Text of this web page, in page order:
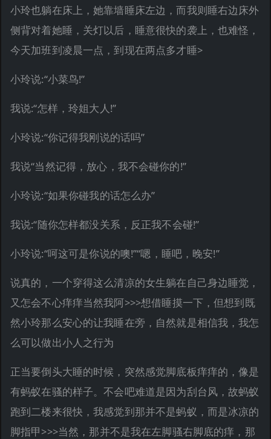
小玲也躺在床上，她靠墙睡床左边，而我则睡右边床外
侧背对着她睡，关灯以后，睡意很快的袭上，也难怪，
今天加班到凌晨一点，到现在两点多才睡>
小玲说:“小菜鸟!”
我说:“怎样，玲姐大人!”
小玲说:“你记得我刚说的话吗”
我说“当然记得，放心，我不会碰你的!”
小玲说:“如果你碰我的话怎么办”
我说:“随你怎样都没关系，反正我不会碰!”
小玲说:“呵这可是你说的噢!”“嗯，睡吧，晚安!”
说真的，一个穿得这么清凉的女生躺在自己身边睡觉，
又怎会不心痒痒当然我阿>>>想借睡摸一下，但想到既
然小玲那么安心的让我睡在旁，自然就是相信我，我怎
么可以做出小人之行为
正当要倒头大睡的时候，突然感觉脚底板痒痒的，像是
有蚂蚁在骚的样子。不会吧难道是因为刮台风，故蚂蚁
跑到二楼来很快，我感觉到那并不是蚂蚁，而是冰凉的
脚指甲>>>当然，那并不是我在左脚骚右脚底的痒，那